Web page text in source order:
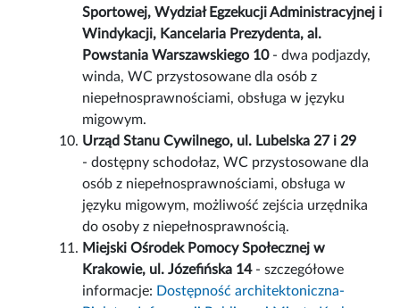
Sportowej, Wydział Egzekucji Administracyjnej i
Windykacji, Kancelaria Prezydenta, al.
Powstania Warszawskiego 10- dwa podjazdy,
winda, WC przystosowane dla osób z
niepełnosprawnościami, obsługa w języku
migowym.
Urząd Stanu Cywilnego, ul. Lubelska 27 i 29
- dostępny schodołaz, WC przystosowane dla
osób z niepełnosprawnościami, obsługa w
języku migowym, możliwość zejścia urzędnika
do osoby z niepełnosprawnością.
Miejski Ośrodek Pomocy Społecznej w
Krakowie, ul. Józefińska 14 - szczegółowe
informacje: Dostępność architektoniczna-